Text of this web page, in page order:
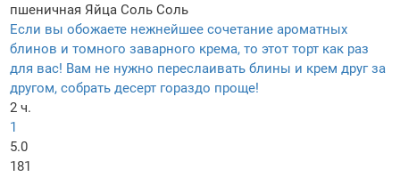
пшеничная Яйца Соль Соль
Если вы обожаете нежнейшее сочетание ароматных
блинов и томного заварного крема, то этот торт как раз
для вас! Вам не нужно переслаивать блины и крем друг за
другом, собрать десерт гораздо проще!
2 ч.
1
5.0
181